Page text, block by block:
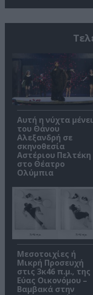
Αυτή η νύχτα
του Θάνου
Αλεξανδρή σε
σκηνοθεσία
Αστέριου Πελτέκη
στο Θέατρο
Ολύμπια
Μεσοτοιχίες ή
Μικρή Προσευχή
στις 3κ46 π.μ., της
Εύας Οικονόμου –
Βαμβακά στην